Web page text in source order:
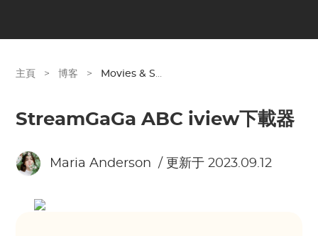
主頁 > 博客 > Movies & Shows
StreamGaGa ABC iview下載器
Maria Anderson / 更新于 2023.09.12